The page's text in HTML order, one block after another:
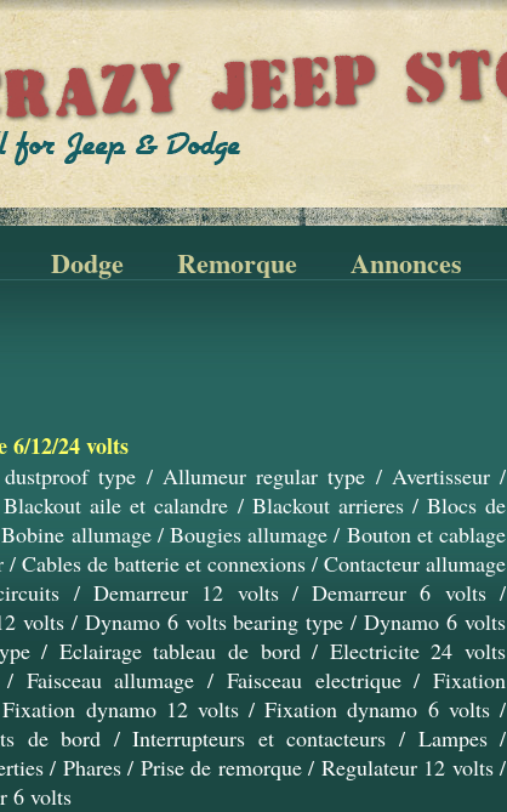
Dodge Remorque Annonces
6/12/24 volts
type / Allumeur regular type / Avertisseur/
Blackout aile et calandre / Blackout arrieres/ Blocs de
Bobine allumage/Bougies allumage / Bouton et cablage
/ Cables de batterie et connexions / Contacteur allumage
/ Demarreur 12 volts/Demarreur 6 volts/
volts/ Dynamo 6 volts bearing type /Dynamo 6 volts
/ Eclairage tableau de bord/ Electricite 24 volts
/ Faisceau allumage / Faisceau electrique/ Fixation
Fixation dynamo 12 volts/Fixation dynamo 6 volts/
de bord /Interrupteurs et contacteurs / Lampes/
/ Phares/ Prise de remorque/ Regulateur 12 volts/
6 volts